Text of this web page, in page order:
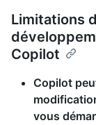
Limitations
Copilot
Copilot
vous